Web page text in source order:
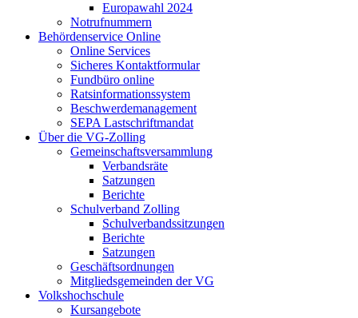
Europawahl 2024
Notrufnummern
Behördenservice Online
Online Services
Sicheres Kontaktformular
Fundbüro online
Ratsinformationssystem
Beschwerdemanagement
SEPA Lastschriftmandat
Über die VG-Zolling
Gemeinschaftsversammlung
Verbandsräte
Satzungen
Berichte
Schulverband Zolling
Schulverbandssitzungen
Berichte
Satzungen
Geschäftsordnungen
Mitgliedsgemeinden der VG
Volkshochschule
Kursangebote